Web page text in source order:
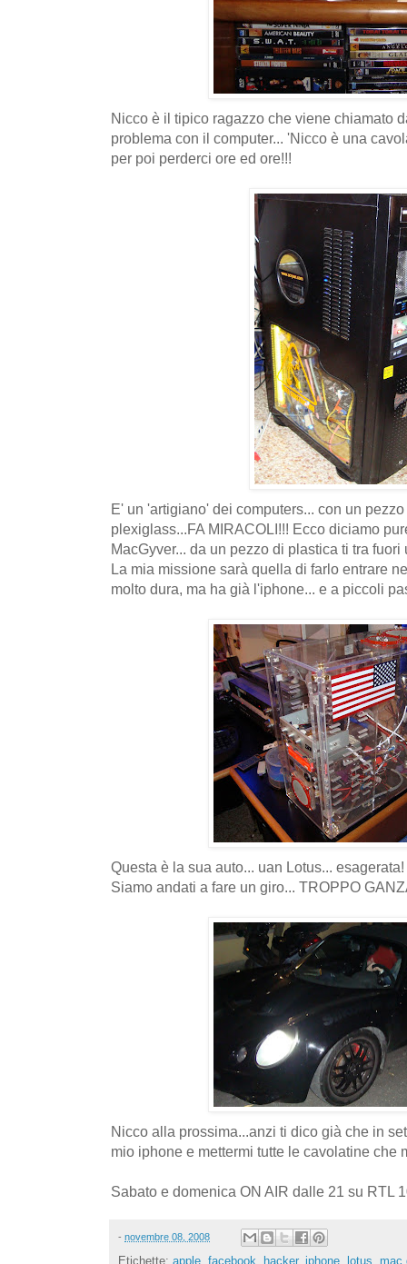
Nicco è il tipico ragazzo che viene chiamato
problema con il computer... 'Nicco è una
per poi perderci ore ed ore!!!
E' un 'artigiano' dei computers... con un
plexiglass...FA MIRACOLI!!! Ecco diciamo
MacGyver... da un pezzo di plastica ti tra
La mia missione sarà quella di farlo entrare
molto dura, ma ha già l'iphone... e a piccoli
Questa è la sua auto... uan Lotus... esagerata!
Siamo andati a fare un giro... TROPPO
Nicco alla prossima...anzi ti dico già che in
mio iphone e mettermi tutte le cavolatine che
Sabato e domenica ON AIR dalle 21 su RTL
- novembre 08, 2008
Etichette: apple, facebook, hacker, iphone, lotus, mac